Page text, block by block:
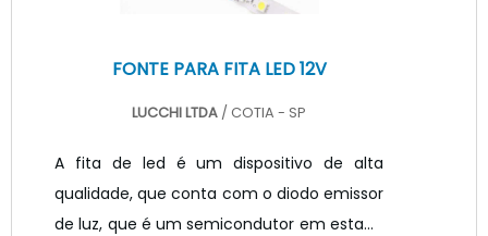
FONTE PARA FITA LED 12V
LUCCHI LTDA / COTIA - SP
A fita de led é um dispositivo de alta
qualidade, que conta com o diodo emissor
de luz, que é um semicondutor em estado